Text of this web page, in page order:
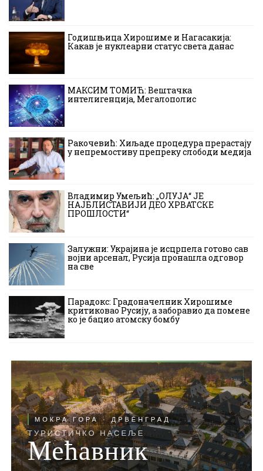
Годишњица Хирошиме и Нагасакија:
Какав је нуклеарни статус света данас
МАКСИМ ТОМИЋ: Вештачка
интелигенција, Мегалополис
Ракочевић: Хиљаде процедура прерастају
у непремостиву препреку слободи медија
Владимир Умељић: „ОЛУЈА“ ЈЕ
НАЈБЛИСТАВИЈИ ДЕО ХРВАТСКЕ
ПРОШЛОСТИ“
Залужни: Украјина је исцрпела готово сав
војни арсенал, Русија пронашла одговор
на све
Парадокс: Градоначелник Хирошиме
критиковао Русију, а заборавио да помене
ко је бацио атомску бомбу